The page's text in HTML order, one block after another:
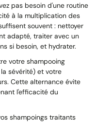
pas besoin d'une routine
à la multiplication des
souvent : nettoyer
adapté, traiter avec un
si besoin, et hydrater.
votre shampooing
sévérité) et votre
Cette alternance évite
l'efficacité du
shampoings traitants